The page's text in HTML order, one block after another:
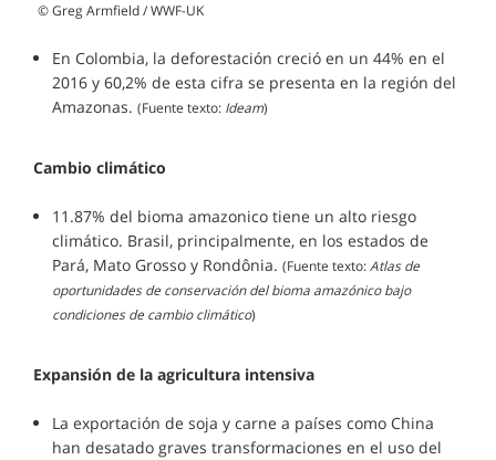
© Greg Armfield / WWF-UK
En Colombia, la deforestación creció en un 44% en el
2016 y 60,2% de esta cifra se presenta en la región del
Amazonas. (Fuente texto: Ideam)
Cambio climático
11.87% del bioma amazonico tiene un alto riesgo
climático. Brasil, principalmente, en los estados de
Pará, Mato Grosso y Rondônia. (Fuente texto: Atlas de
oportunidades de conservación del bioma amazónico bajo
condiciones de cambio climático)
Expansión de la agricultura intensiva
La exportación de soja y carne a países como China
han desatado graves transformaciones en el uso del